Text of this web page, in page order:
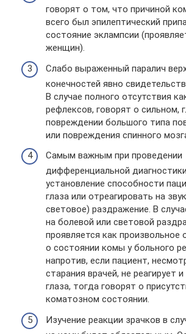
говорят о том, что причиной
всего был эпилептический
состояние эклампсии
женщин).
Слабо выраженный паралич
конечностей явно
В случае полного отсутствия
рефлексов, говорят о сильном,
повреждении большого типа
или повреждения спинного
Самым важным при проведении
дифференциальной
установление способности
глаза или отреагировать на
световое) раздражение. В
на болевой или световой
проявляется как произвольное
о состоянии комы у больного
напротив, если пациент,
старания врачей, не реагирует
глаза, тогда говорят о
коматозном состоянии.
Изучение реакции зрачков в